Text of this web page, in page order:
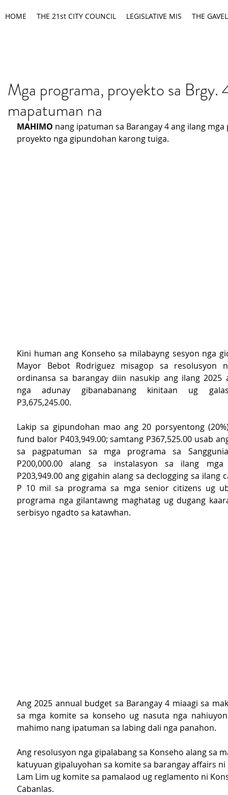
HOME THE 21st CITY COUNCIL LEGISLATIVE MIS THE GAVEL
Mga programa, proyekto sa Brgy.
mapatuman na
MAHIMO nang ipatuman sa Barangay 4 ang ilang
proyekto nga gipundohan karong tuiga.
Kini human ang Konseho sa milabayng sesyon nga
Mayor Bebot Rodriguez misagop sa resolusyon
ordinansa sa barangay diin nasukip ang ilang 2025
nga adunay gibanabanang kinitaan ug
P3,675,245.00.
Lakip sa gipundohan mao ang 20 porsyentong
fund balor P403,949.00; samtang P367,525.00 usab
sa pagpatuman sa mga programa sa
P200,000.00 alang sa instalasyon sa ilang
P203,949.00 ang gigahin alang sa declogging sa ilang
P 10 mil sa programa sa mga senior citizens ug
programa nga gilantawng maghatag ug dugang
serbisyo ngadto sa katawhan.
Ang 2025 annual budget sa Barangay 4 miaagi sa
sa mga komite sa konseho ug nasuta nga
mahimo nang ipatuman sa labing dali nga panahon.
Ang resolusyon nga gipalabang sa Konseho alang sa
katuyuan gipaluyohan sa komite sa barangay affairs
Lam Lim ug komite sa pamalaod ug reglamento ni
Cabanlas.